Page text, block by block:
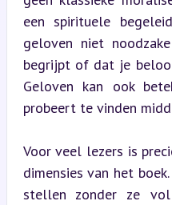
een spirituele
geloven niet
begrijpt of dat je
Geloven kan ook
probeert te vinden
Voor veel lezers is
dimensies van het
stellen zonder ze